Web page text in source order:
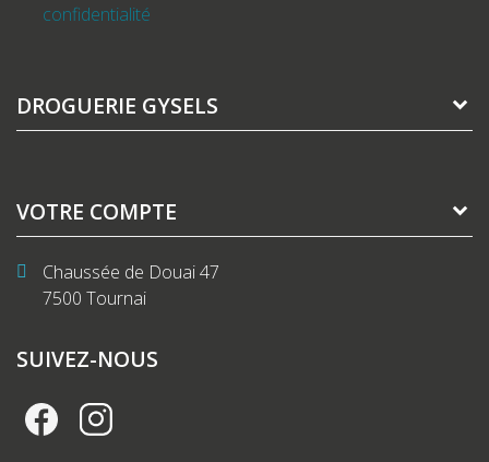
confidentialité
DROGUERIE GYSELS
VOTRE COMPTE
Chaussée de Douai 47
7500 Tournai
SUIVEZ-NOUS